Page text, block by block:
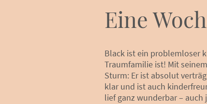
Eine
Black ist ein problemloser
Traumfamilie ist! Mit
Sturm: Er ist absolut
klar und ist auch
lief ganz wunderbar –